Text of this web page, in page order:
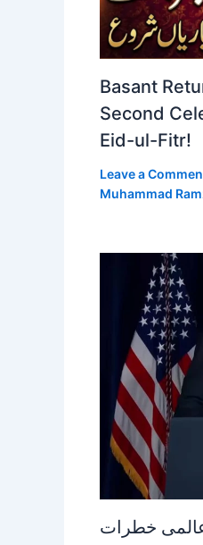
Basant
Second
Eid-ul-Fitr!
Leave a
Muhammad
خطرات